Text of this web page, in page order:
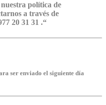
política de
a través de
20 31 31 .“
ser enviado el siguiente día